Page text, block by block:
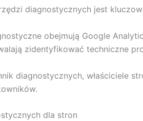
diagnostycznych jest
obejmują Google
zidentyfikować techniczne
diagnostycznych, właściciele
dla stron